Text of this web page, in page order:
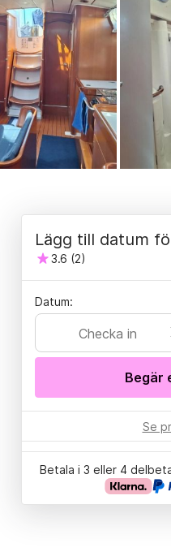
Lägg till datum
3.6 (2)
Datum:
Checka in
Begär
Se
Betala i 3 eller 4